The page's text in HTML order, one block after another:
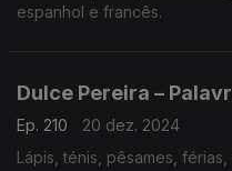
espanhol e francês.
Dulce Pereira –
Ep. 210
20 dez. 2024
Lápis, ténis, pêsames,